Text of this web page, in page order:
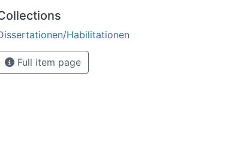
und klinisch unerlässlich im Rahmen
Das QUS ist bei der
radiologischen Verfahren DEXA und QCT in
Frakturprädiktion ebenbürtig (Hans et al. 1996;
Habilitationen
Full item page